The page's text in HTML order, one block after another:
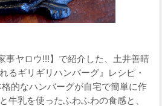
事ヤロウ!!!】で紹介した、土井善晴
るギリギリハンバーグ』レシピ・
的なハンバーグが自宅で簡単に作
牛乳を使ったふわふわの食感と、